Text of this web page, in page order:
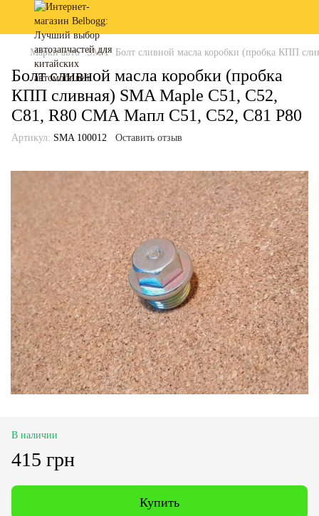
Марки авто SMA Болт сливной масла коробки (пробка КПП
Болт сливной масла коробки (пробка
КПП сливная) SMA Maple C51, C52,
C81, R80 СМА Мапл С51, С52, С81 Р80
Артикул: SMA 100012 Оставить отзыв
В наличии
415 грн
Купить